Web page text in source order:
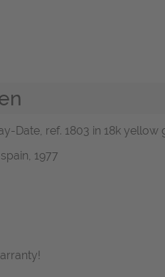
Date, ref. 1803 in 18k
1977